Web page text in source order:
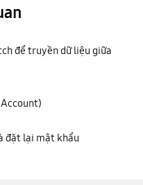
để truyền dữ liệu giữa
đặt lại mật khẩu